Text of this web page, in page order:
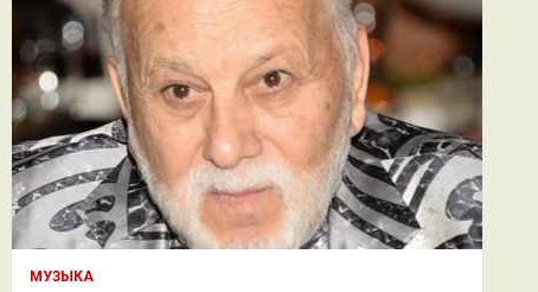
МУЗЫКА